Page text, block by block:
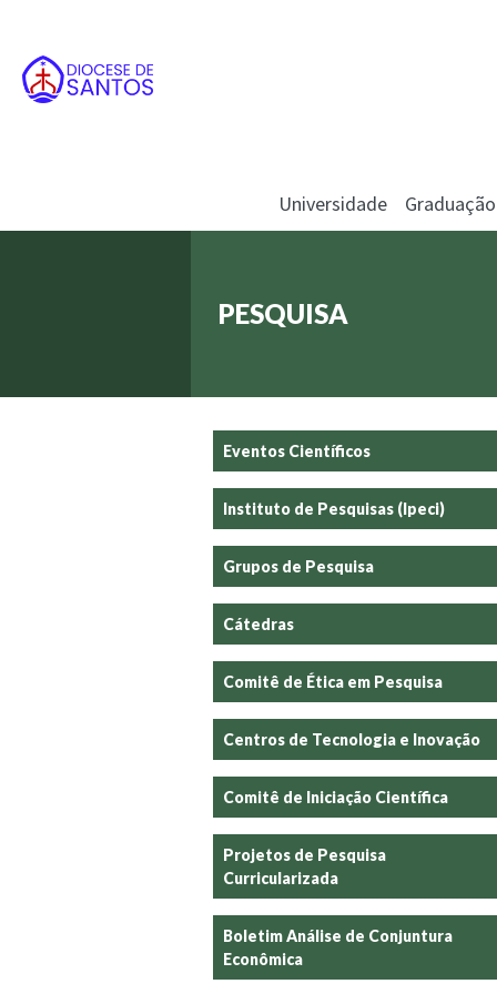
Universidade Graduação
PESQUISA
Eventos Científicos
Instituto de Pesquisas (Ipeci)
Grupos de Pesquisa
Cátedras
Comitê de Ética em Pesquisa
Centros de Tecnologia e Inovação
Comitê de Iniciação Científica
Projetos de Pesquisa
Curricularizada
Boletim Análise de Conjuntura
Econômica